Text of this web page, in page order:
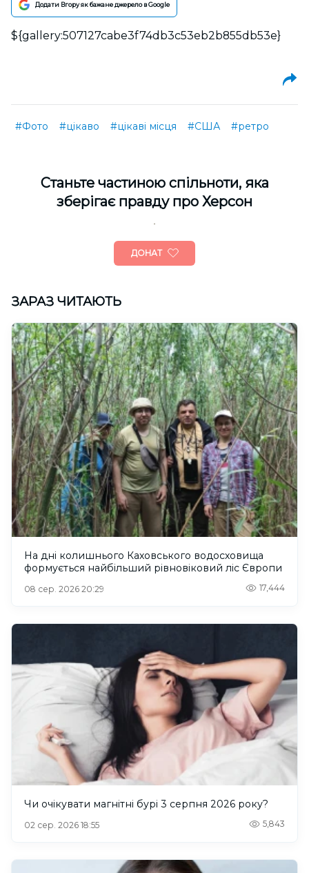
Додати Вгору як бажане джерело в Google
${gallery:507127cabe3f74db3c53eb2b855db53e}
#Фото #цікаво #цікаві місця #США #ретро
Cтаньте частиною спільноти, яка
зберігає правду про Херсон
ДОНАТ
ЗАРАЗ ЧИТАЮТЬ
На дні колишнього Каховського водосховища
формується найбільший рівновіковий ліс Європи
08 сер. 2026 20:29 17,444
Чи очікувати магнітні бурі 3 серпня 2026 року?
02 сер. 2026 18:55 5,843